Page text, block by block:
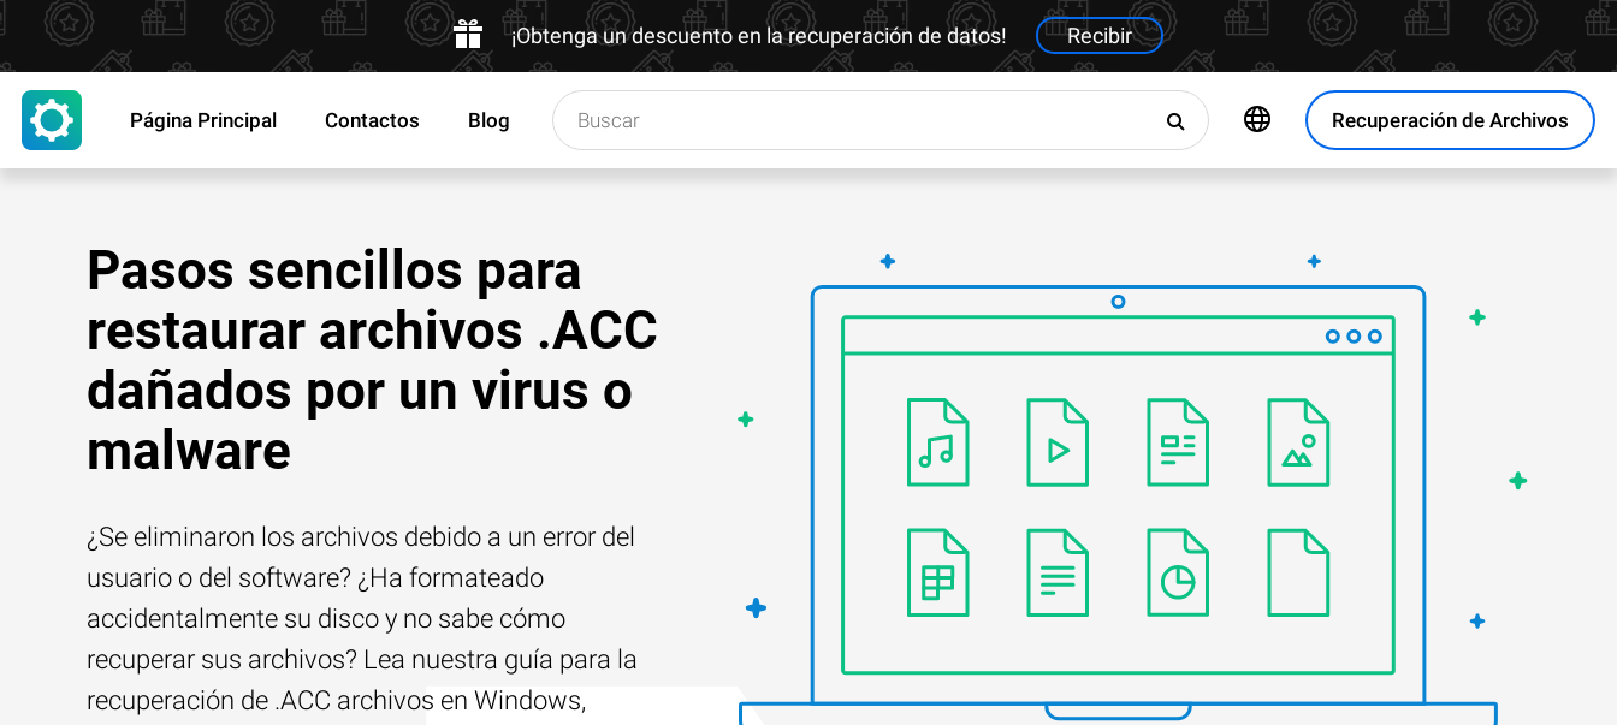
¡Obtenga un descuento en la recuperación de datos! Recibir
Recuperación de Archivos
Página Principal Contactos Blog
Pasos sencillos para
restaurar archivos .ACC
dañados por un virus o
malware
¿Se eliminaron los archivos debido a un error del
usuario o del software? ¿Ha formateado
accidentalmente su disco y no sabe cómo
recuperar sus archivos? Lea nuestra guía para la
recuperación de .ACC archivos en Windows,